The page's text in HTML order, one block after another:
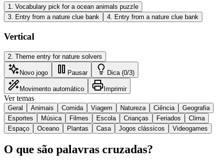
1. Vocabulary pick for a ocean animals puzzle
3. Entry from a nature clue bank 4. Entry from a nature clue bank
Vertical
2 Theme entry for nature solvers
Novo jogo Pausar Dica (0/3)
Movimento automático Imprimir
Ver temas
Geral Animais Comida Viagem Natureza Ciência
Geografia
Esportes
Música Filmes Escola Crianças Feriados
Clima
Espaço
Oceano Plantas Casa Jogos clássicos Videogames
O que são palavras cruzadas?